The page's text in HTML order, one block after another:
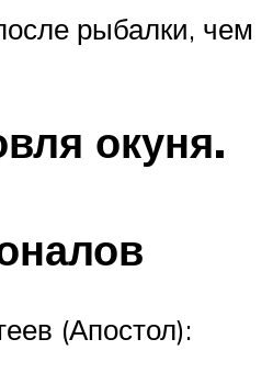
рыбалки, чем
окуня.
(Апостол):